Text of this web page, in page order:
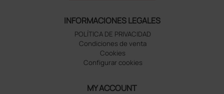
INFORMACIONES LEGALES
POLÍTICA DE PRIVACIDAD
Condiciones de venta
Cookies
Configurar cookies
MY ACCOUNT